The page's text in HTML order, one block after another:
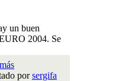
un buen
2004. Se
porsergifa